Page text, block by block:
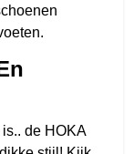
de HOKA